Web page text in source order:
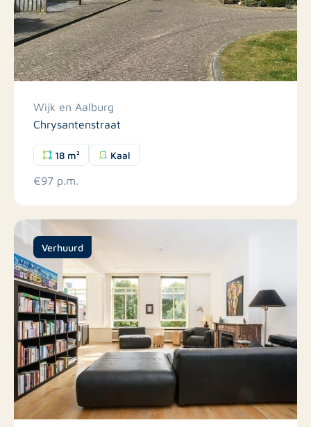
Wijk en Aalburg
Chrysantenstraat
18 m² Kaal
€97 p.m.
Verhuurd